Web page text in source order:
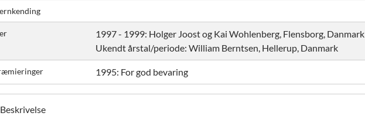
1997 - 1999: Holger Joost og Kai Wohlenberg, Flensborg, Danmark
Ukendt årstal/periode: William Berntsen, Hellerup, Danmark
1995: For god bevaring
Beskrivelse